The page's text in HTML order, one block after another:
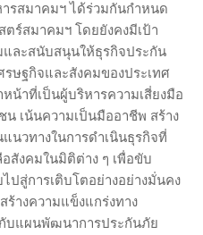
รสมาคมฯ ได้ร่วมกันกำหนด
ร์สมาคมฯ โดยยังคงมีเป้า
และสนับสนุนให้ธุรกิจประกัน
ษฐกิจและสังคมของประเทศ
น้าที่เป็นผู้บริหารความเสี่ยงมือ
เน้นความเป็นมืออาชีพ สร้าง
นวทางในการดำเนินธุรกิจที่
สังคมในมิติต่าง ๆ เพื่อขับ
ปสู่การเติบโตอย่างอย่างมั่นคง
ร้างความแข็งแกร่งทาง
บแผนพัฒนาการประกันภัย